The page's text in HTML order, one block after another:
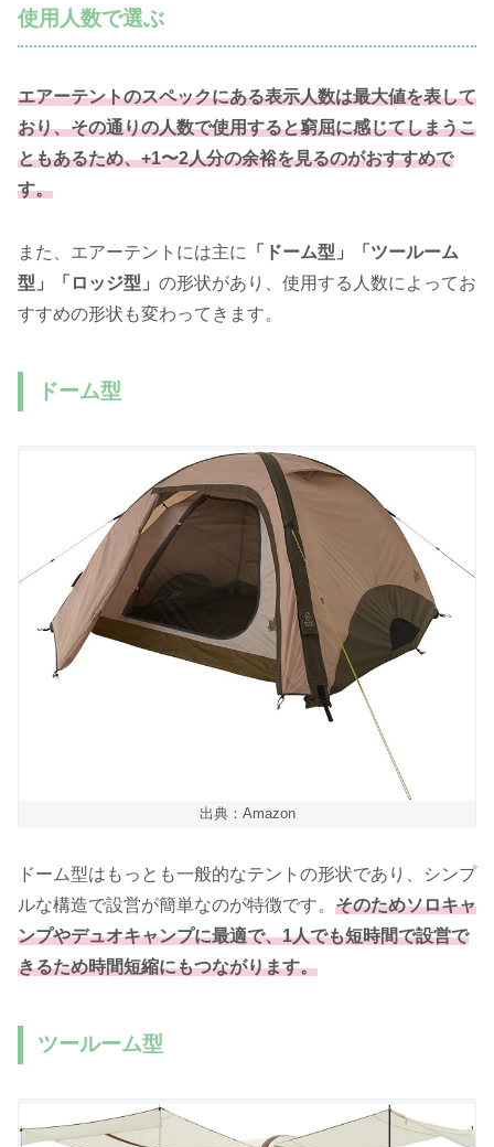
使用人数で選ぶ
エアーテントのスペックにある表示人数は最大値を表して
おり、その通りの人数で使用すると窮屈に感じてしまうこ
ともあるため、+1〜2人分の余裕を見るのがおすすめで
す。
また、エアーテントには主に
「ドーム型」「ツールーム
型」「ロッジ型」 の形状があり、使用する人数によってお
すすめの形状も変わってきます。
ドーム型
出典：Amazon
ドーム型はもっとも一般的なテントの形状であり、シンプ
ルな構造で設営が簡単なのが特徴です。 そのためソロキャ
ンプやデュオキャンプに最適で、1人でも短時間で設営で
きるため時間短縮にもつながります。
ツールーム型